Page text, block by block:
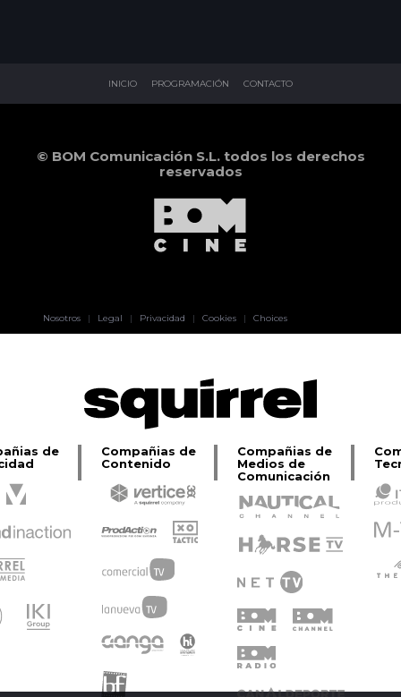
INICIO PROGRAMACIÓN CONTACTO
© BOM Comunicación S.L. todos los derechos
reservados
Nosotros | Legal | Privacidad | Cookies | Choices
de
Compañias de
Contenido
Compañias de
Medios de
Comunicación